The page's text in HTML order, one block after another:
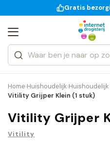
voor
Gratis14
Zoeken
Categorieën
Merken
Home›Huishoudelijk›
Vitility Grijper Klein (1 stuk)
Vitility Grijper
Vitility